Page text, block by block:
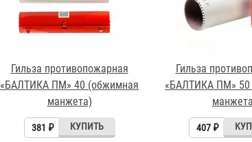
Гильза противопожарная
«БАЛТИКА ПМ» 40 (обжимная
манжета)
381 ₽
Гильза
«БАЛТИКА ПМ» 50
407 ₽